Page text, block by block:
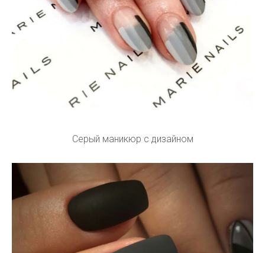
Серый маникюр с дизайном